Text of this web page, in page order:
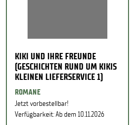
KIKI UND IHRE FREUNDE
(GESCHICHTEN RUND UM KIKIS
KLEINEN LIEFERSERVICE 1)
ROMANE
Jetzt vorbestellbar!
Verfügbarkeit: Ab dem 10.11.2026